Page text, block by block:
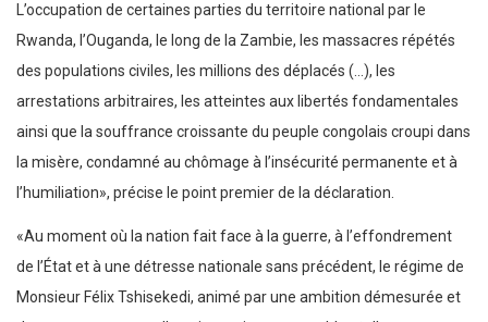
L’occupation de certaines parties du territoire national par le
Rwanda, l’Ouganda, le long de la Zambie, les massacres répétés
des populations civiles, les millions des déplacés (…), les
arrestations arbitraires, les atteintes aux libertés fondamentales
ainsi que la souffrance croissante du peuple congolais croupi dans
la misère, condamné au chômage à l’insécurité permanente et à
l’humiliation», précise le point premier de la déclaration.
«Au moment où la nation fait face à la guerre, à l’effondrement
de l’État et à une détresse nationale sans précédent, le régime de
Monsieur Félix Tshisekedi, animé par une ambition démesurée et